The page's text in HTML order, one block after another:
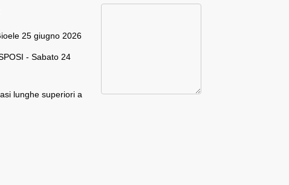
25 giugno 2026
- Sabato 24
lunghe superiori a